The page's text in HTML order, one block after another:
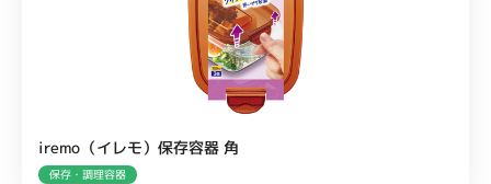
iremo（イレモ）保存容器 角
保存・調理容器